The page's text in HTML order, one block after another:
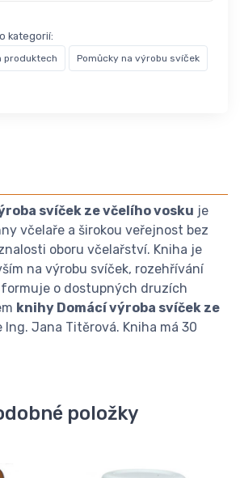
kategorií:
produktech Pomůcky na výrobu svíček
svíček ze včelího vosku je
včelaře a širokou veřejnost bez
oboru včelařství. Kniha je
na výrobu svíček, rozehřívání
o dostupných druzích
knihy Domácí výroba svíček ze
Ing. Jana Titěrová. Kniha má 30
položky